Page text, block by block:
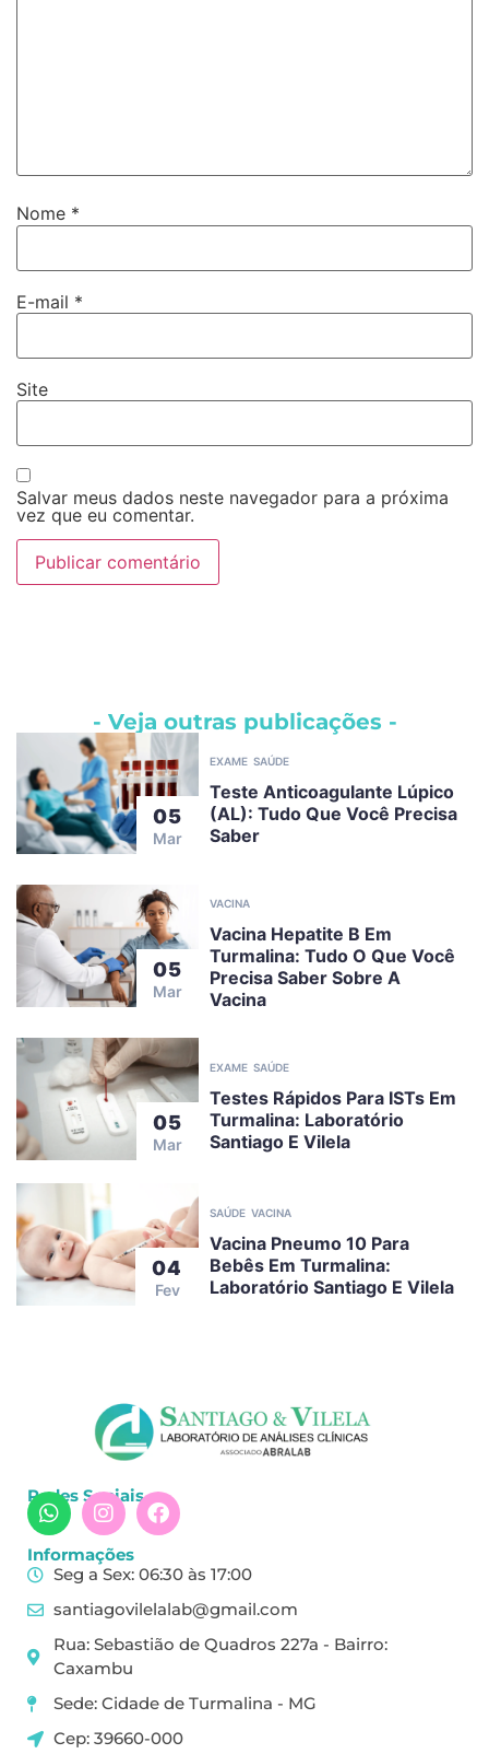
Nome *
E-mail *
Site
Salvar meus dados neste navegador para a próxima
vez que eu comentar.
- Veja outras publicações -
05
Mar
EXAME SAÚDE
Teste Anticoagulante Lúpico
(AL): Tudo Que Você Precisa
Saber
05
Mar
VACINA
Vacina Hepatite B Em
Turmalina: Tudo O Que Você
Precisa Saber Sobre A
Vacina
05
Mar
EXAME SAÚDE
Testes Rápidos Para ISTs Em
Turmalina: Laboratório
Santiago E Vilela
04
Fev
SAÚDE VACINA
Vacina Pneumo 10 Para
Bebês Em Turmalina:
Laboratório Santiago E Vilela
Redes Sociais
Informações
Seg a Sex: 06:30 às 17:00
santiagovilelalab@gmail.com
Rua: Sebastião de Quadros 227a - Bairro:
Caxambu
Sede: Cidade de Turmalina - MG
Cep: 39660-000